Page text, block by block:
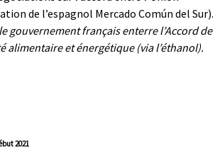
de l’espagnol Mercado Común del Sur).
gouvernement français enterre l’Accord de
alimentaire et énergétique (via l’éthanol).
2021